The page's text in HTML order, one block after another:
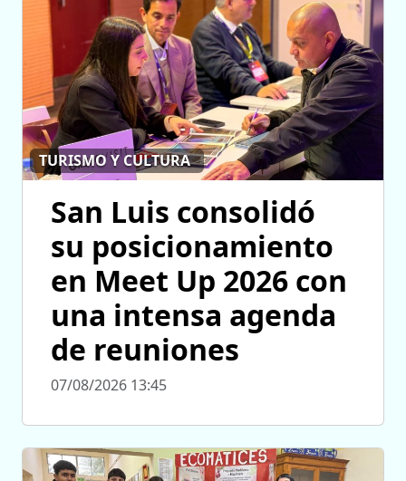
TURISMO Y CULTURA
San Luis consolidó
su posicionamiento
en Meet Up 2026 con
una intensa agenda
de reuniones
07/08/2026 13:45